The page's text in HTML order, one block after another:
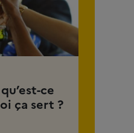
ce
ça sert ?